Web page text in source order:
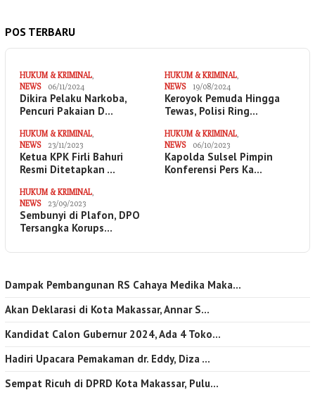
POS TERBARU
HUKUM & KRIMINAL
NEWS
06/11/2024
Dikira Pelaku Narkoba,
Pencuri Pakaian D…
HUKUM & KRIMINAL
NEWS
19/08/2024
Keroyok Pemuda Hingga
Tewas, Polisi Ring…
HUKUM & KRIMINAL
NEWS
23/11/2023
Ketua KPK Firli Bahuri
Resmi Ditetapkan …
HUKUM & KRIMINAL
NEWS
06/10/2023
Kapolda Sulsel Pimpin
Konferensi Pers Ka…
HUKUM & KRIMINAL
NEWS
23/09/2023
Sembunyi di Plafon, DPO
Tersangka Korups…
Dampak Pembangunan RS Cahaya Medika Maka…
Akan Deklarasi di Kota Makassar, Annar S…
Kandidat Calon Gubernur 2024, Ada 4 Toko…
Hadiri Upacara Pemakaman dr. Eddy, Diza …
Sempat Ricuh di DPRD Kota Makassar, Pulu…